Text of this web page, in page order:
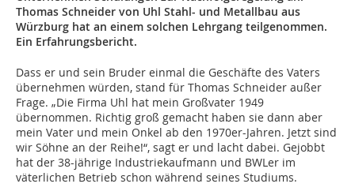
Thomas Schneider von Uhl Stahl- und Metallbau aus
Würzburg hat an einem solchen Lehrgang teilgenommen.
Ein Erfahrungsbericht.
Dass er und sein Bruder einmal die Geschäfte des Vaters
übernehmen würden, stand für Thomas Schneider außer
Frage. „Die Firma Uhl hat mein Großvater 1949
übernommen. Richtig groß gemacht haben sie dann aber
mein Vater und mein Onkel ab den 1970er-Jahren. Jetzt sind
wir Söhne an der Reihe!“, sagt er und lacht dabei. Gejobbt
hat der 38-jährige Industriekaufmann und BWLer im
väterlichen Betrieb schon während seines Studiums.